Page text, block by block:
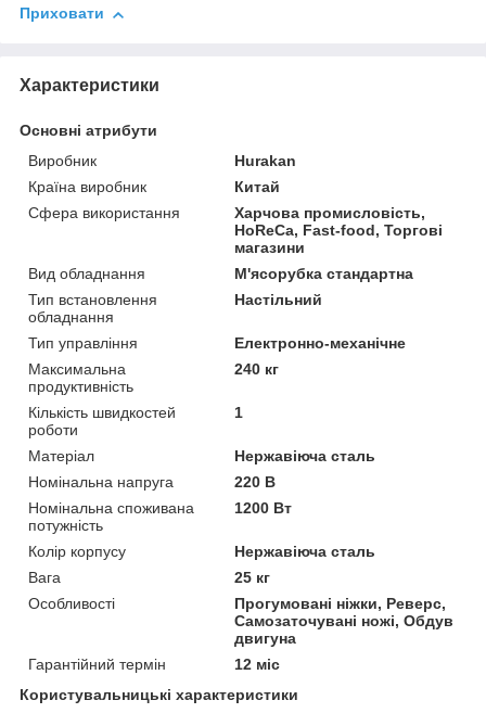
Приховати
Характеристики
Основні атрибути
Виробник
Hurakan
Країна виробник
Китай
Сфера використання
Харчова промисловість,
HoReCa, Fast-food, Торгові
магазини
Вид обладнання
М'ясорубка стандартна
Тип встановлення
обладнання
Настільний
Тип управління
Електронно-механічне
Максимальна
продуктивність
240 кг
Кількість швидкостей
роботи
1
Матеріал
Нержавіюча сталь
Номінальна напруга
220 В
Номінальна споживана
потужність
1200 Вт
Колір корпусу
Нержавіюча сталь
Вага
25 кг
Особливості
Прогумовані ніжки, Реверс,
Самозаточувані ножі, Обдув
двигуна
Гарантійний термін
12 міс
Користувальницькі характеристики